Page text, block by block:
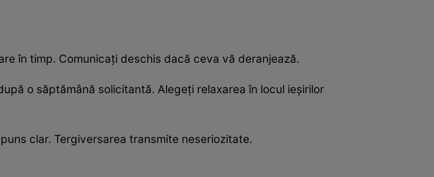
în timp. Comunicați deschis dacă ceva vă deranjează.
o săptămână solicitantă. Alegeți relaxarea în locul ieșirilor
clar. Tergiversarea transmite neseriozitate.